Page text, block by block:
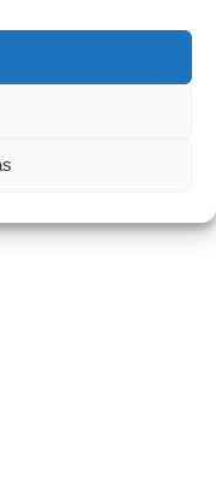
escapadas de
día. La cabina está
equipada con
el sol. Con
de